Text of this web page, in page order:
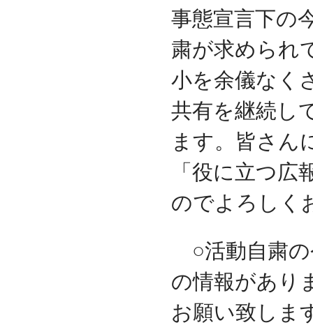
事態宣言下の
粛が求められ
小を余儀なく
共有を継続し
ます。皆さん
「役に立つ
のでよろしく
○活動自粛の
の情報があり
お願い致しま